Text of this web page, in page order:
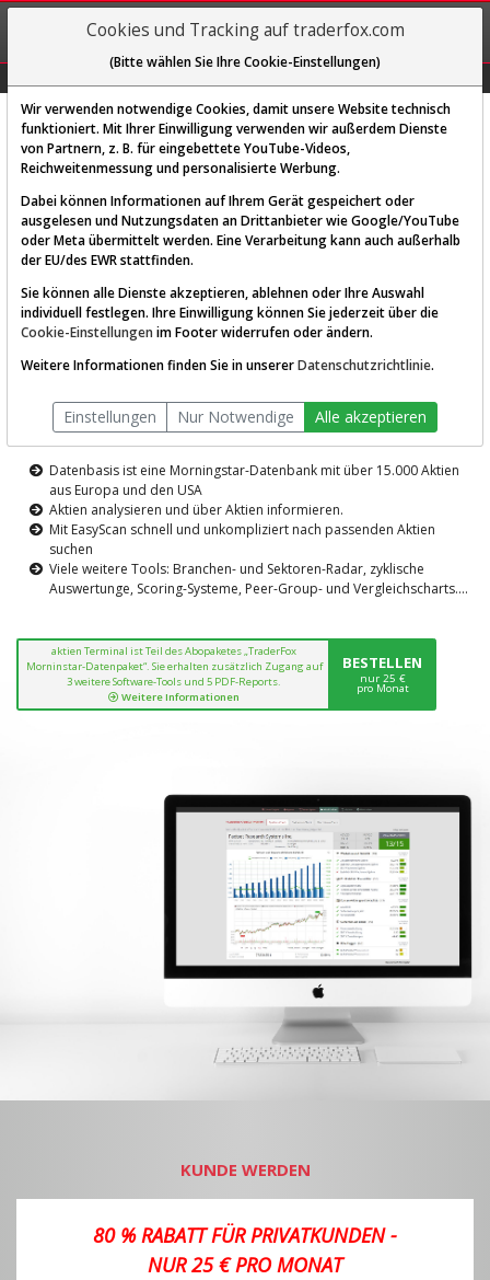
REGIS-
TRIEREN
Diese Funktion ist nur für
AKTIEN-TERMINAL
Die Aktienanalyse-Plattform von
TraderFox
Datenbasis ist eine Morningstar-Datenbank mit über 15.000 Aktien
aus Europa und den USA
Aktien analysieren und über Aktien informieren.
Mit EasyScan schnell und unkompliziert nach passenden Aktien
suchen
Viele weitere Tools: Branchen- und Sektoren-Radar, zyklische
Auswertunge, Scoring-Systeme, Peer-Group- und Vergleichscharts....
aktien Terminal ist Teil des Abopaketes „TraderFox
Morninstar-Datenpaket“. Sie erhalten zusätzlich Zugang auf
3 weitere Software-Tools und 5 PDF-Reports.
Weitere Informationen
BESTELLEN
nur 25 €
pro Monat
KUNDE WERDEN
80 % RABATT FÜR PRIVATKUNDEN -
NUR 25 € PRO MONAT
Cookies und Tracking auf traderfox.com
(Bitte wählen Sie Ihre Cookie-Einstellungen)
Wir verwenden notwendige Cookies, damit unsere Website technisch
funktioniert. Mit Ihrer Einwilligung verwenden wir außerdem Dienste
von Partnern, z. B. für eingebettete YouTube-Videos,
Reichweitenmessung und personalisierte Werbung.
Dabei können Informationen auf Ihrem Gerät gespeichert oder
ausgelesen und Nutzungsdaten an Drittanbieter wie Google/YouTube
oder Meta übermittelt werden. Eine Verarbeitung kann auch außerhalb
der EU/des EWR stattfinden.
Sie können alle Dienste akzeptieren, ablehnen oder Ihre Auswahl
individuell festlegen. Ihre Einwilligung können Sie jederzeit über die
Cookie-Einstellungen im Footer widerrufen oder ändern.
Weitere Informationen finden Sie in unsererDatenschutzrichtlinie.
Einstellungen Nur Notwendige Alle akzeptieren